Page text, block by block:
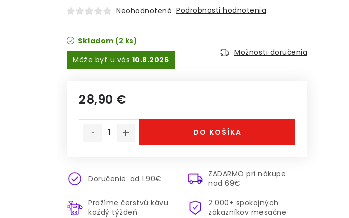
Neohodnotené Podrobnosti hodnotenia
Skladom (2 ks)
10.8.2026
Možnosti doručenia
28,90 €
DO KOŠÍKA
Doručenie: od 1.90€
ZADARMO pri nákupe
nad 69€
Pražíme čerstvú kávu
každý týždeň
2 000+ spokojných
zákazníkov mesačne